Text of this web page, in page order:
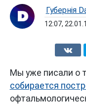
Губернiя
12:07,
Мы уже писали о
собирается